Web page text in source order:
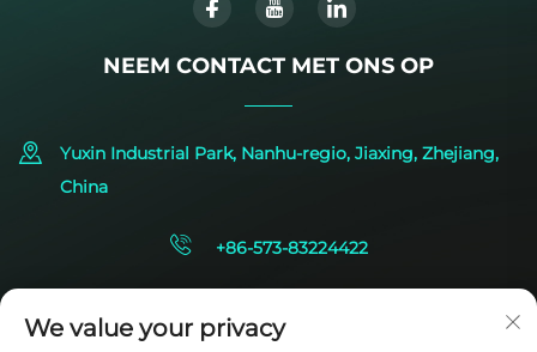
NEEM CONTACT MET ONS OP
Yuxin Industrial Park, Nanhu-regio, Jiaxing, Zhejiang,
China
+86-573-83224422
We value your privacy